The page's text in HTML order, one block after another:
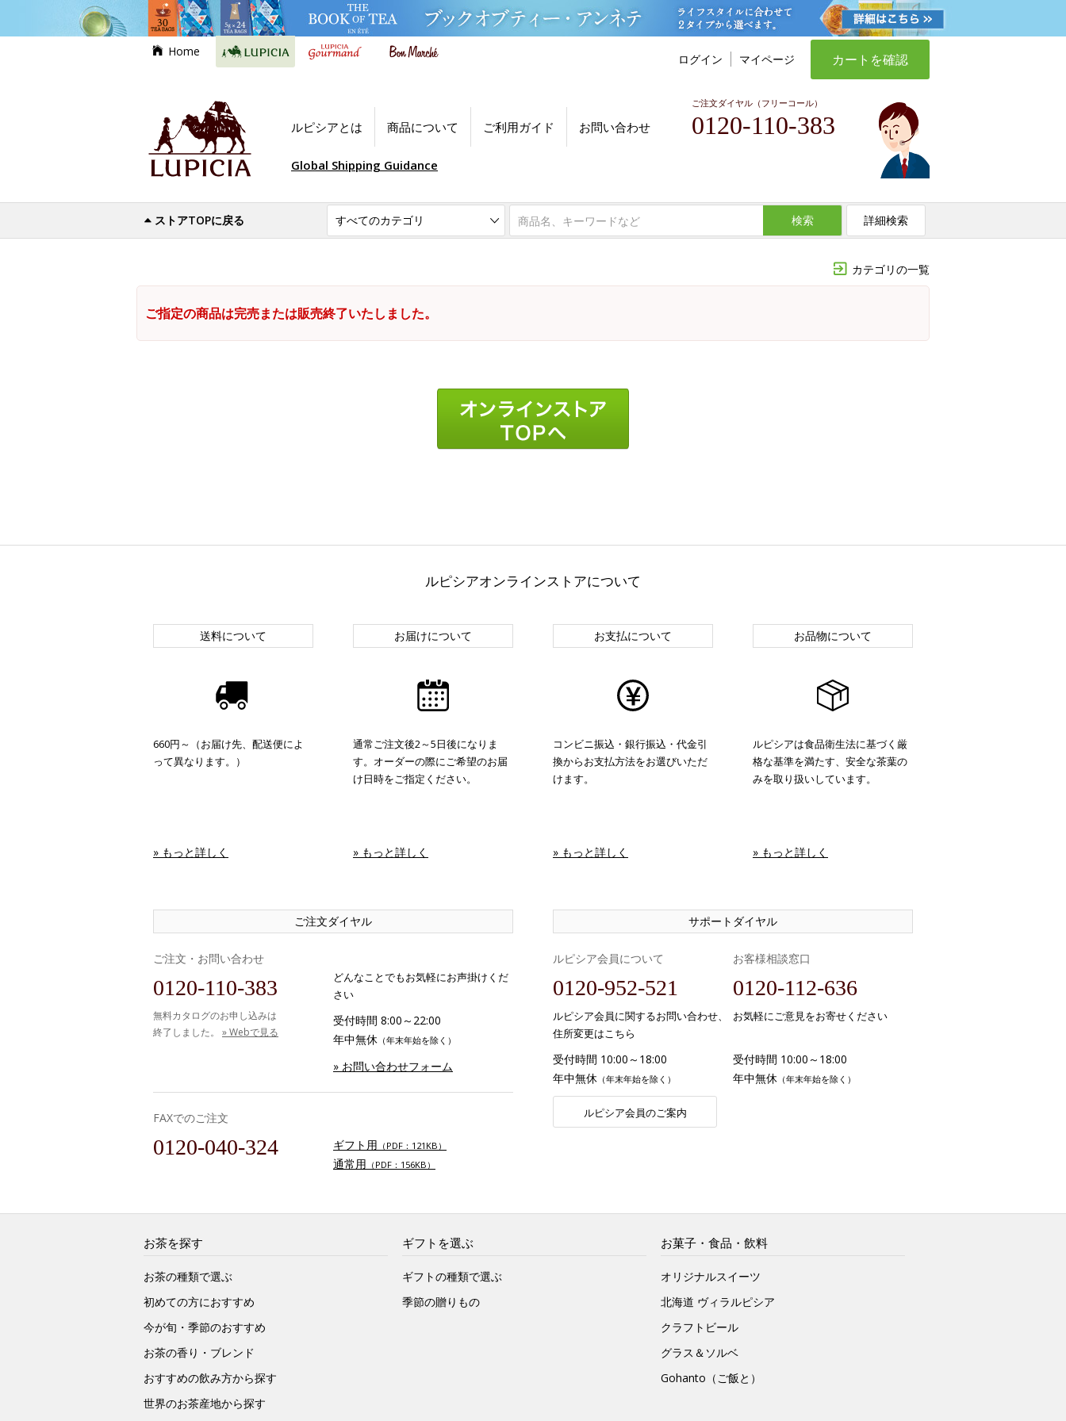
Home
ログイン マイページ カートを確認
ルピシアとは 商品について ご利用ガイド お問い合わせ
ご注文ダイヤル（フリーコール）
0120-110-383
Global Shipping Guidance
ストアTOPに戻る 検索 詳細検索
カテゴリの一覧
ご指定の商品は完売または販売終了いたしました。
ルピシアオンラインストアについて
送料について
660円～（お届け先、配送便によ
って異なります。）
» もっと詳しく
お届けについて
通常ご注文後2～5日後になりま
す。オーダーの際にご希望のお届
け日時をご指定ください。
» もっと詳しく
お支払について
コンビニ振込・銀行振込・代金引
換からお支払方法をお選びいただ
けます。
» もっと詳しく
お品物について
ルピシアは食品衛生法に基づく厳
格な基準を満たす、安全な茶葉の
みを取り扱いしています。
» もっと詳しく
ご注文ダイヤル
ご注文・お問い合わせ
0120-110-383
無料カタログのお申し込みは
終了しました。 » Webで見る
どんなことでもお気軽にお声掛けくだ
さい
受付時間 8:00～22:00
年中無休 （年末年始を除く）
» お問い合わせフォーム
FAXでのご注文
0120-040-324 ギフト用 （PDF：121KB）
通常用 （PDF：156KB）
サポートダイヤル
ルピシア会員について
0120-952-521
ルピシア会員に関するお問い合わせ、
住所変更はこちら
受付時間 10:00～18:00
年中無休 （年末年始を除く）
ルピシア会員のご案内
お客様相談窓口
0120-112-636
お気軽にご意見をお寄せください
受付時間 10:00～18:00
年中無休 （年末年始を除く）
お茶を探す
お茶の種類で選ぶ
初めての方におすすめ
今が旬・季節のおすすめ
お茶の香り・ブレンド
おすすめの飲み方から探す
世界のお茶産地から探す
ギフトを選ぶ
ギフトの種類で選ぶ
季節の贈りもの
お菓子・食品・飲料
オリジナルスイーツ
北海道 ヴィラルピシア
クラフトビール
グラス＆ソルベ
Gohanto（ご飯と）